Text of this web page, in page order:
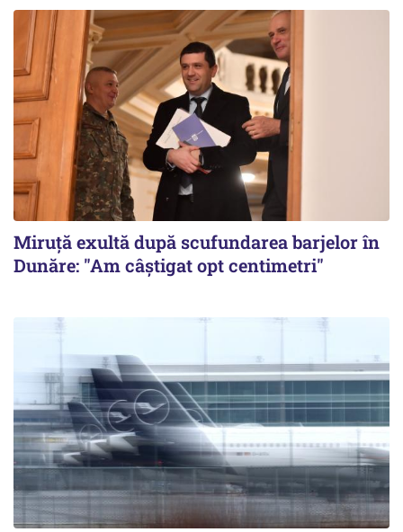
Miruță exultă după scufundarea barjelor în
Dunăre: "Am câștigat opt centimetri"